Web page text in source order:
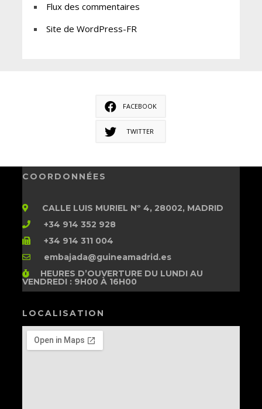
Flux des commentaires
Site de WordPress-FR
FACEBOOK
TWITTER
COORDONNÉES
CALLE LUIS MURIEL Nº 4, 28002, MADRID
+34 914 352 928
+34 914 311 004
embajada@guineamadrid.es
HEURES D’OUVERTUREDU LUNDI AU
VENDREDI : 9H00 À 16H00
LOCALISATION